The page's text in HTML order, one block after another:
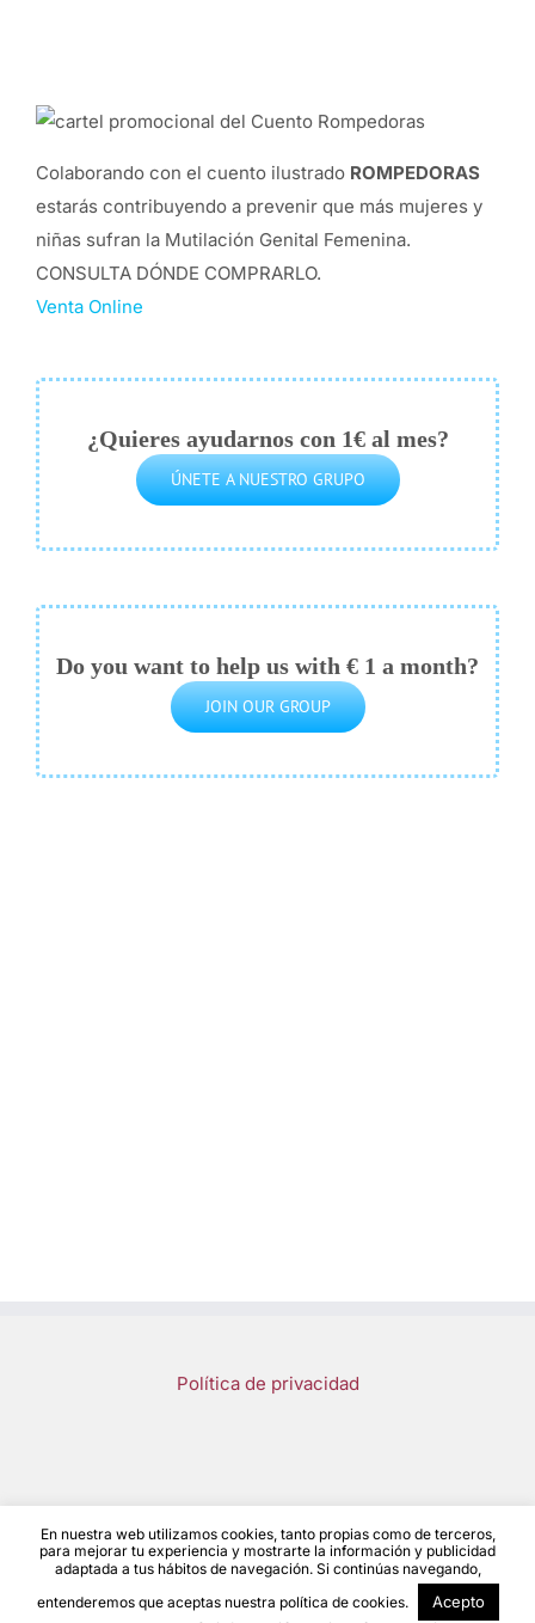
Colaborando con el cuento ilustrado ROMPEDORAS
estarás contribuyendo a prevenir que más mujeres y
niñas sufran la Mutilación Genital Femenina.
CONSULTA DÓNDE COMPRARLO.
Venta Online
¿Quieres ayudarnos con 1€ al mes?
ÚNETE A NUESTRO GRUPO
Do you want to help us with € 1 a month?
JOIN OUR GROUP
Política de privacidad
Save a Girl Save a Generation 2023 | Diseño y desarrollo Noelia
Fernández
En nuestra web utilizamos cookies, tanto propias como de terceros,
para mejorar tu experiencia y mostrarte la información y publicidad
adaptada a tus hábitos de navegación. Si continúas navegando,
entenderemos que aceptas nuestra política de cookies.
Acepto